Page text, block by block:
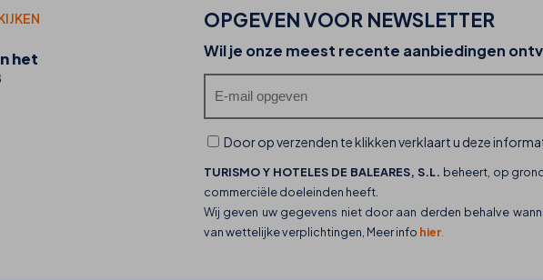
het
Ontdek de foodtrucks van THB hotels en hun
THB hotels
OPGEVEN VOOR NEWSLETTER
Wil je onze meest recente aanbiedingen
Door op verzenden te klikken verklaart u deze
TURISMO Y HOTELES DE BALEARES, S.L. beheert, op
commerciële doeleinden heeft.
Wij geven uw gegevens niet door aan derden behalve
van wettelijke verplichtingen, Meer info hier